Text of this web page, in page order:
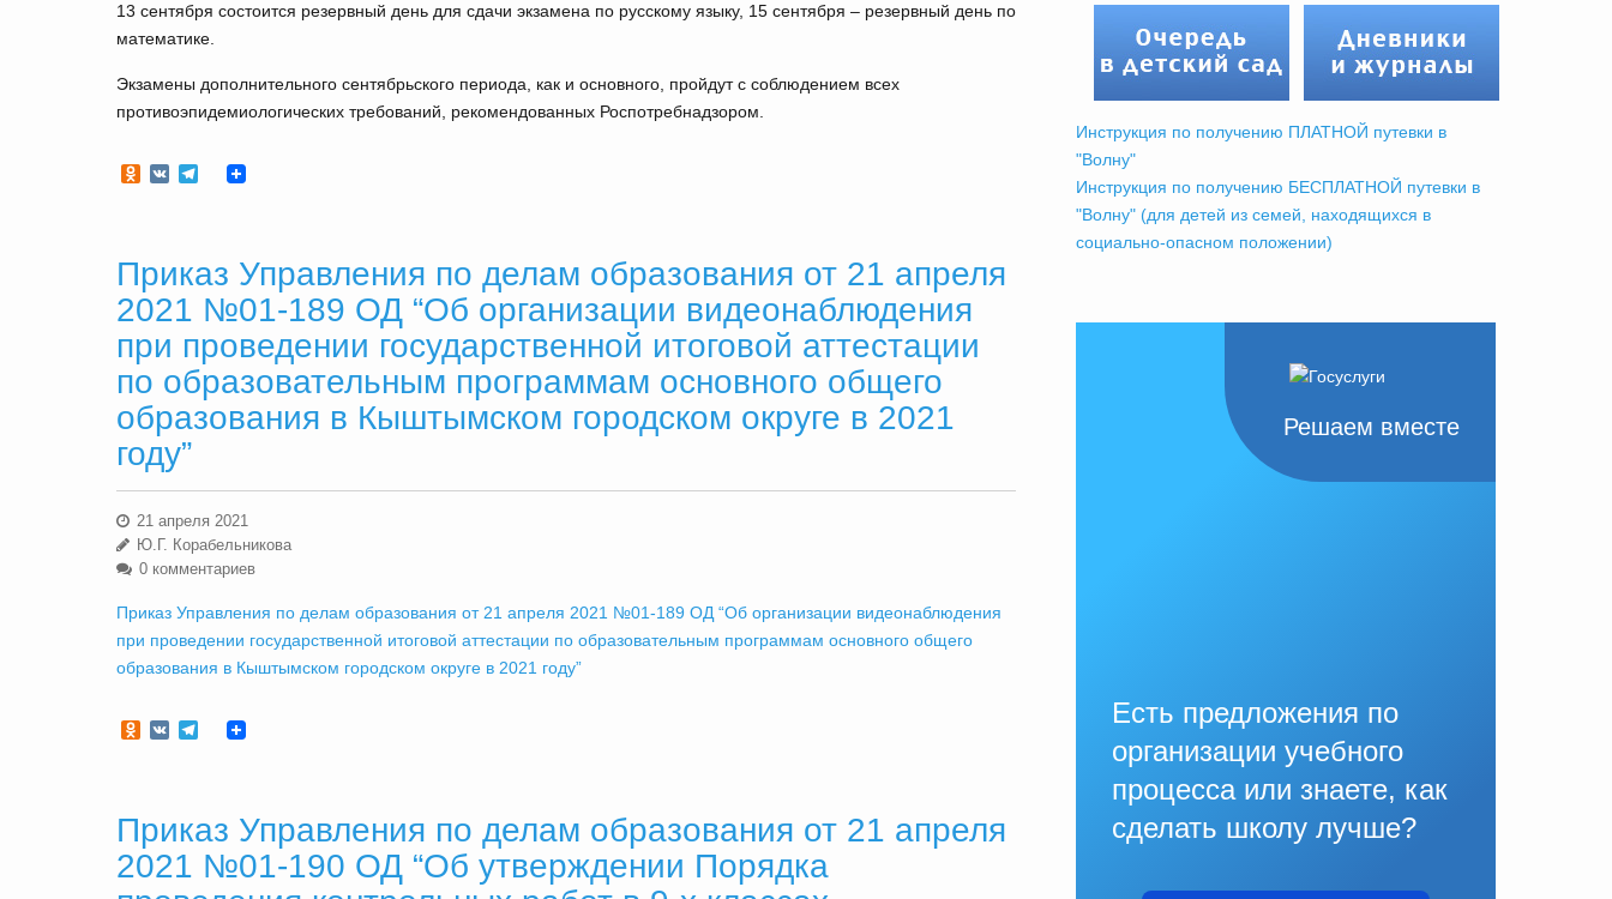
13 сентября состоится резервный день для сдачи экзамена по русскому языку, 15 сентября – резервный день по
математике.
Экзамены дополнительного сентябрьского периода, как и основного, пройдут с соблюдением всех
противоэпидемиологических требований, рекомендованных Роспотребнадзором.
Odnoklassniki
VK Telegram
Приказ Управления по делам образования от 21 апреля
2021 №01-189 ОД “Об организации видеонаблюдения
при проведении государственной итоговой аттестации
по образовательным программам основного общего
образования в Кыштымском городском округе в 2021
году”
21 апреля 2021
Ю.Г. Корабельникова
0 комментариев
Приказ Управления по делам образования от 21 апреля 2021 №01-189 ОД “Об организации видеонаблюдения
при проведении государственной итоговой аттестации по образовательным программам основного общего
образования в Кыштымском городском округе в 2021 году”
Odnoklassniki
VK Telegram
Приказ Управления по делам образования от 21 апреля
2021 №01-190 ОД “Об утверждении Порядка
Инструкция по получению ПЛАТНОЙ путевки в
"Волну"
Инструкция по получению БЕСПЛАТНОЙ путевки в
"Волну" (для детей из семей, находящихся в
социально-опасном положении)
Решаем вместе
Есть предложения по
организации учебного
процесса или знаете, как
сделать школу лучше?